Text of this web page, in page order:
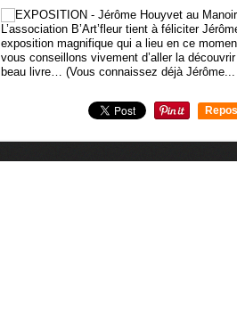
L’association B’Art’fleur tient à féliciter
exposition magnifique qui a lieu en ce
vous conseillons vivement d’aller la
beau livre… (Vous connaissez déjà Jérôme...